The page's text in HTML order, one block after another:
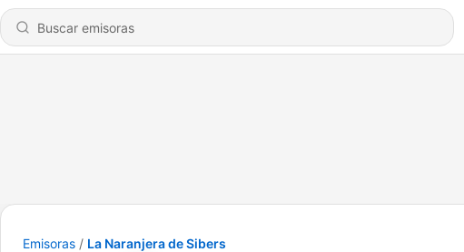
Emisoras La Naranjera de Sibers